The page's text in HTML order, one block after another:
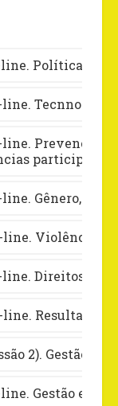
line. Política
line.
line. Prevenção
line. Gênero,
line. Violências e
line. Direitos
line. Resultados
2). Gestão e
line. Gestão e